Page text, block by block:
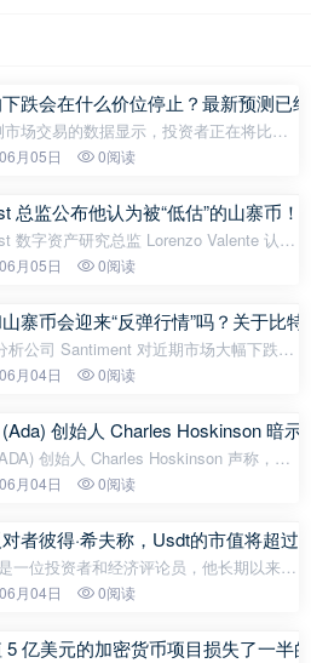
跌会在什么价位停止？最新预测已
场交易的数据显示，投资者正在将比特
今年可能出现更大幅度回调的可能性计入
为85%，跌破5.5万美元的概
月05日 0阅读
总监公布他认为被“低估”的山寨币
数字资产研究总监 Lorenzo Valente 认
币市场中的许多协议都被投资者忽视了，
在其评估中指出，尽
月05日 0阅读
寨币会迎来“反弹行情”吗？关于比
析公司 Santiment 对近期市场大幅下跌和
剧后的关键指标进行了分析。Santiment
市场具有强劲的复
月04日 0阅读
创始人 Charles Hoskinson 暗
创始人 Charles Hoskinson 声称，最
该项目的批评已经演变成一场有组织的抹
生态系统变
月04日 0阅读
者彼得·希夫称，Usdt的市值将超过
一位投资者和经济评论员，他长期以来一
币。近日，他对加密货币市场做出了一个
的市值在不久的将来可能会
月04日 0阅读
5 亿美元的加密货币项目损失了一半